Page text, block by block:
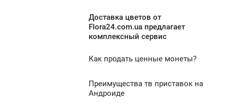
Доставка цветов от
Flora24.com.ua предлагает
комплексный сервис
Как продать ценные монеты?
Преимущества тв приставок на
Андроиде